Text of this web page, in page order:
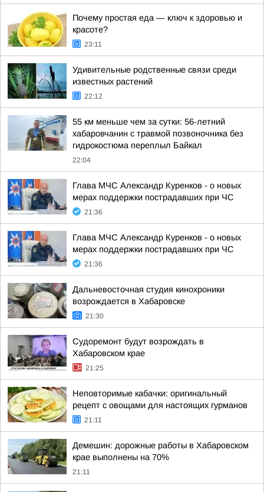
Почему простая еда — ключ к здоровью и
красоте?
23:11
Удивительные родственные связи среди
известных растений
22:12
55 км меньше чем за сутки: 56-летний
хабаровчанин с травмой позвоночника без
гидрокостюма переплыл Байкал
22:04
Глава МЧС Александр Куренков - о новых
мерах поддержки пострадавших при ЧС
21:36
Глава МЧС Александр Куренков - о новых
мерах поддержки пострадавших при ЧС
21:36
Дальневосточная студия кинохроники
возрождается в Хабаровске
21:30
Судоремонт будут возрождать в
Хабаровском крае
21:25
Неповторимые кабачки: оригинальный
рецепт с овощами для настоящих гурманов
21:11
Демешин: дорожные работы в Хабаровском
крае выполнены на 70%
21:11